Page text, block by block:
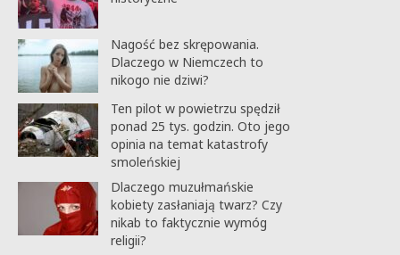
Nagość bez skrępowania.
Dlaczego w Niemczech to
nikogo nie dziwi?
Ten pilot w powietrzu spędził
ponad 25 tys. godzin. Oto jego
opinia na temat katastrofy
smoleńskiej
Dlaczego muzułmańskie
kobiety zasłaniają twarz? Czy
nikab to faktycznie wymóg
religii?